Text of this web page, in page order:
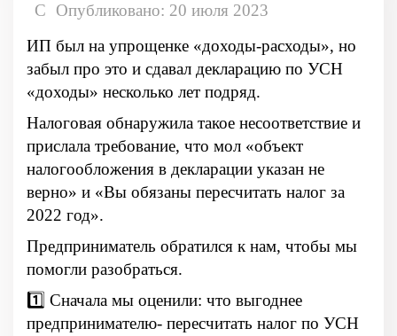
Опубликовано: 20 июля 2023
ИП был на упрощенке «доходы-расходы», но
забыл про это и сдавал декларацию по УСН
«доходы» несколько лет подряд.
Налоговая обнаружила такое несоответствие и
прислала требование, что мол «объект
налогообложения в декларации указан не
верно» и «Вы обязаны пересчитать налог за
2022 год».
Предприниматель обратился к нам, чтобы мы
помогли разобраться.
1️⃣ Сначала мы оценили: что выгоднее
предпринимателю- пересчитать налог по УСН